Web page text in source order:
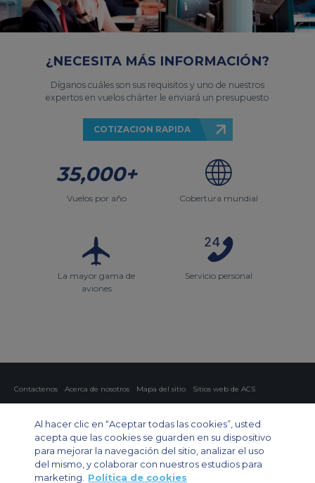
¿NECESITA MÁS INFORMACIÓN?
Díganos cuáles son sus requisitos y uno de nuestros
expertos en vuelos chárter le enviará un presupuesto
COTIZACION RAPIDA
35,000+
Vuelos por año Cobertura mundial
La mayor gama de
aviones
Servicio personal
Contactenos Acerca de nosotros Mapa del sitio
Sitios web de ACS
Chárter privado
Chárter para grupos Chárter de carga Guía de aviones
Private Charter App
Al hacer clic en “Aceptar todas las cookies”, usted
acepta que las cookies se guarden en su dispositivo
para mejorar la navegación del sitio, analizar el uso
del mismo, y colaborar con nuestros estudios para
marketing.
Política de cookies